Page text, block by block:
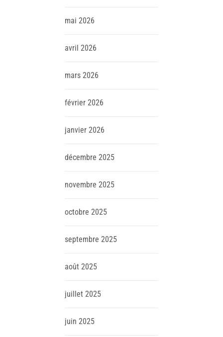
mai 2026
avril 2026
mars 2026
février 2026
janvier 2026
décembre 2025
novembre 2025
octobre 2025
septembre 2025
août 2025
juillet 2025
juin 2025